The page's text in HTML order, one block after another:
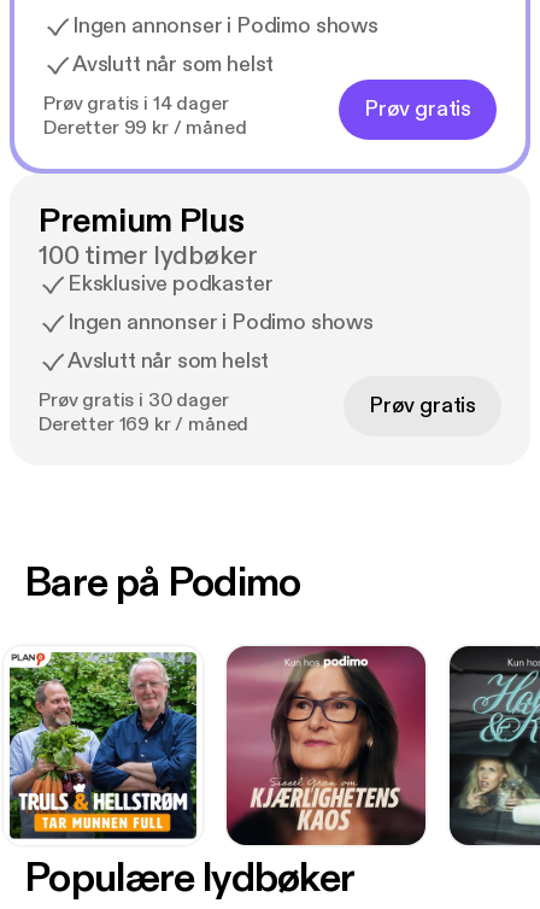
Ingen annonser i Podimo shows
Avslutt når som helst
Prøv gratis i 14 dager
Deretter 99 kr / måned
Prøv gratis
Premium Plus
100 timer lydbøker
Eksklusive podkaster
Ingen annonser i Podimo shows
Avslutt når som helst
Prøv gratis i 30 dager
Deretter 169 kr / måned
Prøv gratis
Bare på Podimo
Populære lydbøker